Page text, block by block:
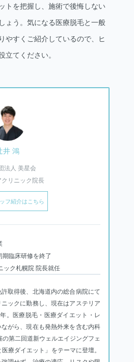
トを把握し、施術で後悔しない
ょう。気になる医療脱毛と一般
やすくご紹介しているので、ヒ
てください。
井 鴻
法人 美星会
リニック院長
フ紹介はこちら
臨床研修を終了
ク札幌院 院長就任
取得後、北海道内の総合病院にて
ックに勤務し、現在はアステリア
。医療脱毛・医療ダイエット・レ
がら、現在も発熱外来を含む内科
第二回道新ウェルエイジングフェ
療ダイエット」をテーマに登壇。